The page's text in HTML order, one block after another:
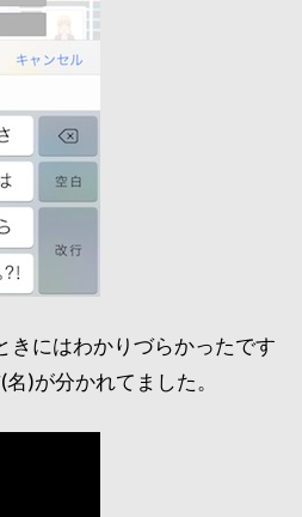
きにはわかりづらかったです
)が分かれてました。